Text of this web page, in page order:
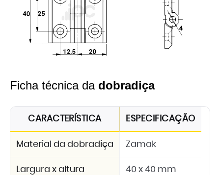
Ficha técnica da dobradiça
CARACTERÍSTICA ESPECIFICAÇÃO
Material da dobradiça Zamak
Largura x altura 40 x 40 mm